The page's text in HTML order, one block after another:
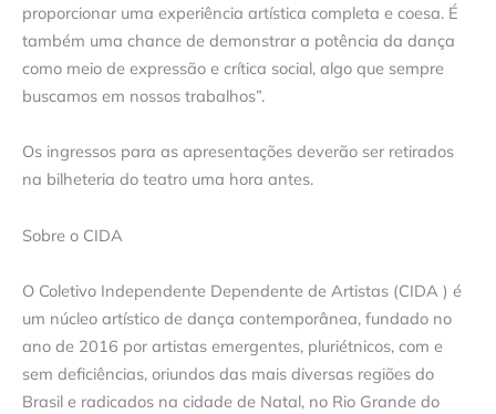
proporcionar uma experiência artística completa e coesa. É
também uma chance de demonstrar a potência da dança
como meio de expressão e crítica social, algo que sempre
buscamos em nossos trabalhos”.
Os ingressos para as apresentações deverão ser retirados
na bilheteria do teatro uma hora antes.
Sobre o CIDA
O Coletivo Independente Dependente de Artistas (CIDA ) é
um núcleo artístico de dança contemporânea, fundado no
ano de 2016 por artistas emergentes, pluriétnicos, com e
sem deficiências, oriundos das mais diversas regiões do
Brasil e radicados na cidade de Natal, no Rio Grande do